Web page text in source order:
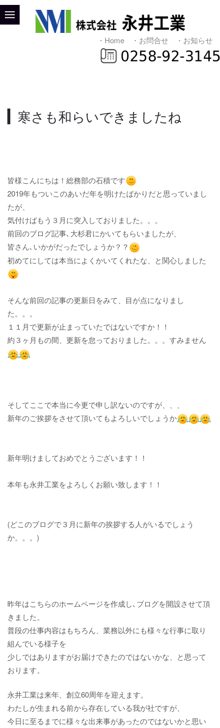
・Home ・お問合せ ・お知らせ
寒さも和らいできましたね
皆様こんにちは！総務部の石積です
2019年もついこのあいだ年を明けたばかりだと思っていまし
たが、
気付けばもう３月に突入しておりました。。。
前回のブログ記事､大杉君にかいてもらいましたが、
皆さん､いかがだったでしょうか？？​​​​​​​
初めてにしては本当によくかいてくれたな、と関心しました​​​​​​​
そんな前回の記事の更新日をみて、目が点になりまし
た。。。
１１月で更新が止まっていたではないですか！！
約３ヶ月もの間、更新を怠っておりました。。。すみません​​​​​​​​​​​​​​
そしてここで本当に今更で申し訳ないのですが、、、
新年のご挨拶をさせて頂いてもよろしいでしょうか​​​​​​​​​​​​​​​​​​​​​
新年明けましておめでとうございます！！
本年も永井工業をよろしくお願い致します！！
(どこのブログで３月に新年の挨拶する人がいるでしょう
か。。。)
昨年はこちらのホームページを作成し､ブログを開設させて頂
きました。
普段の仕事内容はもちろん、業務以外にも様々な行事に取り
組んでいる様子を
少しではありますがお届けできたのではないかな、と思って
おります。
永井工業は来年、創立60周年を迎えます。
わたしが生まれる前から存在している我が社ですが、
今日に至るまでに様々な出来事があったのではないかと思い